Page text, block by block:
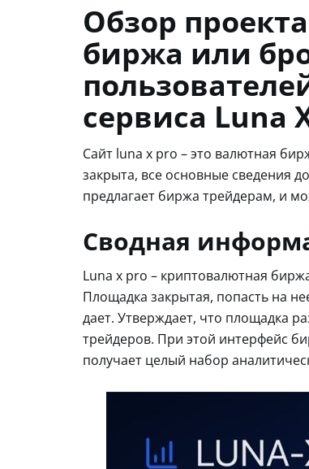
Обзор
биржа или
сервиса Luna
Сайт luna x pro – это валютная
закрыта, все основные сведения
предлагает биржа трейдерам, и
Сводная
Luna x pro – криптовалютная
Площадка закрытая, попасть на
дает. Утверждает, что площадка
трейдеров. При этой интерфейс
получает целый набор